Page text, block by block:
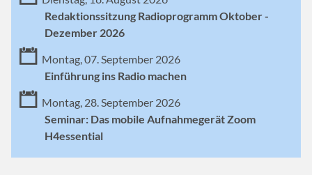
Redaktionssitzung Radioprogramm Oktober -
Dezember 2026
Montag, 07. September 2026
Einführung ins Radio machen
Montag, 28. September 2026
Seminar: Das mobile Aufnahmegerät Zoom
H4essential